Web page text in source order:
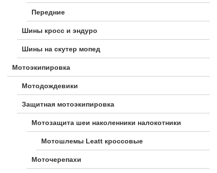
Передние
Шины кросс и эндуро
Шины на скутер мопед
Мотоэкипировка
Мотодождевики
Защитная мотоэкипировка
Мотозащита шеи наколенники налокотники
Мотошлемы Leatt кроссовые
Моточерепахи